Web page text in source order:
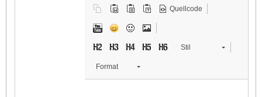
Quellcode
Stil
Format